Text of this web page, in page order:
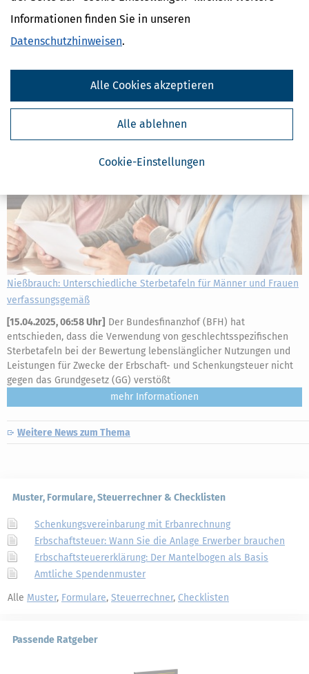
Informationen finden Sie in unseren
Datenschutzhinweisen.
Cookie-Einstellungen
Alle ablehnen
Alle Cookies akzeptieren
16.04.2025, 06:28 Uhr]Die Hinterlegung eines Testaments schützt
vor Verlust, Diebstahl und Fälschung und stellt sicher, dass der
umgesetzt wird. Dies ist besonders wichtig, um Streitigkeiten unter
Nießbrauch: Unterschiedliche Sterbetafeln für Männer und Frauen
verfassungsgemäß
[15.04.2025, 06:58 Uhr] Der Bundesfinanzhof (BFH) hat
entschieden, dass die Verwendung von geschlechtsspezifischen
Sterbetafeln bei der Bewertung lebenslänglicher Nutzungen und
Leistungen für Zwecke der Erbschaft- und Schenkungsteuer nicht
gegen das Grundgesetz (GG) verstößt
mehr
Weitere News zum Thema
Muster, Formulare, Steuerrechner & Checklisten
Schenkungsvereinbarung mit Erbanrechnung
Erbschaftsteuer: Wann Sie die Anlage Erwerber brauchen
Erbschaftsteuererklärung: Der Mantelbogen als Basis
Amtliche Spendenmuster
Alle Muster, Formulare, Steuerrechner, Checklisten
Passende Ratgeber